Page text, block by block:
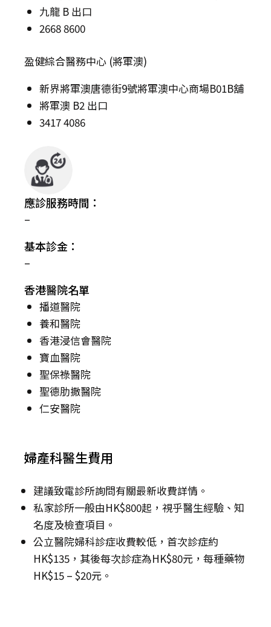
九龍 B 出口
2668 8600
盈健綜合醫務中心 (將軍澳)
新界將軍澳唐德街9號將軍澳中心商場B01B舖
將軍澳 B2 出口
3417 4086
應診服務時間：
–
基本診金：
–
香港醫院名單
播道醫院
養和醫院
香港浸信會醫院
寶血醫院
聖保祿醫院
聖德肋撒醫院
仁安醫院
婦產科醫生費用
建議致電診所詢問有關最新收費詳情。
私家診所一般由HK$800起，視乎醫生經驗、知
名度及檢查項目。
公立醫院婦科診症收費較低，首次診症約
HK$135，其後每次診症為HK$80元，每種藥物
HK$15 – $20元。